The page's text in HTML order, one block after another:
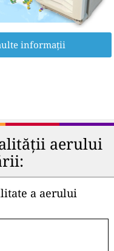
informații
aerului
a aerului